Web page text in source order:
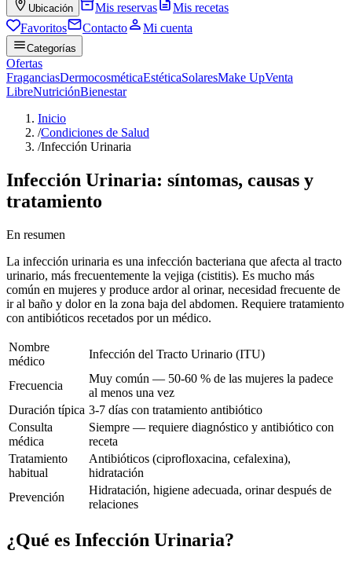
Ubicación Mis reservas
Mis recetas
Favoritos
Contacto Mi cuenta
Categorías
Ofertas
FraganciasDermocosméticaEstéticaSolaresMake UpVenta
LibreNutriciónBienestar
Inicio
/Condiciones de Salud
/Infección Urinaria
Infección Urinaria: síntomas, causas y
tratamiento
En resumen
La infección urinaria es una infección bacteriana que afecta al tracto
urinario, más frecuentemente la vejiga (cistitis). Es mucho más
común en mujeres y produce ardor al orinar, necesidad frecuente de
ir al baño y dolor en la zona baja del abdomen. Requiere tratamiento
con antibióticos recetados por un médico.
Nombre
médico
Infección del Tracto Urinario (ITU)
Frecuencia
Muy común — 50-60 % de las mujeres la padece
al menos una vez
Duración típica 3-7 días con tratamiento antibiótico
Consulta
médica
Siempre — requiere diagnóstico y antibiótico con
receta
Tratamiento
habitual
Antibióticos (ciprofloxacina, cefalexina),
hidratación
Prevención
Hidratación, higiene adecuada, orinar después de
relaciones
¿Qué es Infección Urinaria?